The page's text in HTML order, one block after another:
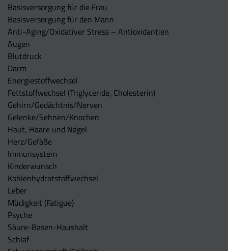
Basisversorgung für die Frau
Basisversorgung für den Mann
Anti-Aging/Oxidativer Stress – Antioxidantien
Augen
Blutdruck
Darm
Energiestoffwechsel
Fettstoffwechsel (Triglyceride, Cholesterin)
Gehirn/Gedächtnis/Nerven
Gelenke/Sehnen/Knochen
Haut, Haare und Nägel
Herz/Gefäße
Immunsystem
Kinderwunsch
Kohlenhydratstoffwechsel
Leber
Müdigkeit (Fatigue)
Psyche
Säure-Basen-Haushalt
Schlaf